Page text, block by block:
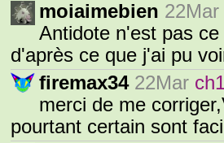
moiaimebien 22Mar
Antidote n'est pas
d'après ce que j'ai pu
firemax34 22Mar
merci de me
pourtant certain sont